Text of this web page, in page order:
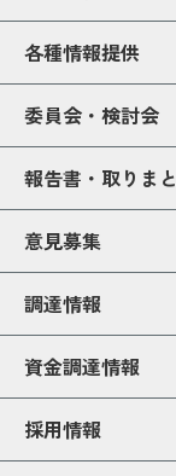
各種情報提供
委員会・検討会
報告書・取りま
意見募集
調達情報
資金調達情報
採用情報